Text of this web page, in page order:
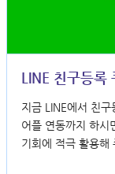
LINE 친구등록
지금 LINE에서 친
어플 연동까지 하시
기회에 적극 활용해